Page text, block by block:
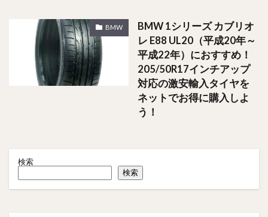
BMW
BMW 1シリーズ カブリオ
レ E88 UL20（平成20年～
平成22年）におすすめ！
205/50R17インチアップ
対応の激安輸入タイヤを
ネットでお得に購入しよ
う！
検索
検索